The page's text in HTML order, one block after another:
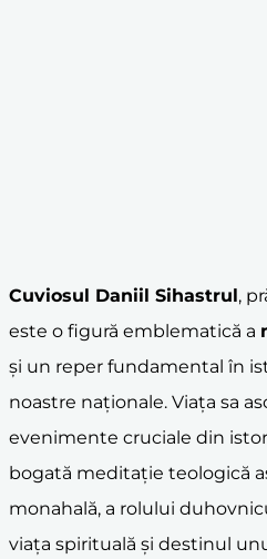
Cuviosul Daniil Sihastrul,
este o figură emblematică a
și un reper fundamental în
noastre naționale. Viața sa
evenimente cruciale din
bogată meditație teologică
monahală, a rolului
viața spirituală și destinul